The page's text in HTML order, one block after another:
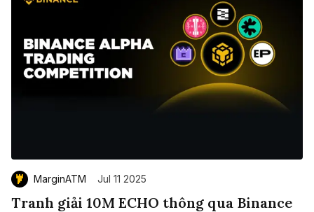
MarginATM Jul 11 2025
Tranh giải 10M ECHO thông qua Binance